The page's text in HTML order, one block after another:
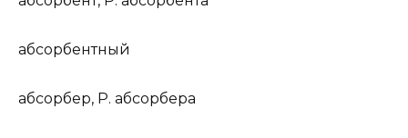
абсорбентный
абсорбер, Р. абсорбера